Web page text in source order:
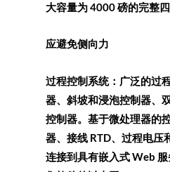
大容量为 4000 磅的完整四
应避免侧向力
过程控制系统：广泛的过
器、斜坡和浸泡控制器、
控制器。基于微处理器的
器、接线 RTD、过程电压
连接到具有嵌入式 Web